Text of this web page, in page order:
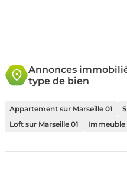
Annonces
type de bien
Appartement sur Marseille 01
Loft sur Marseille 01
Immeuble